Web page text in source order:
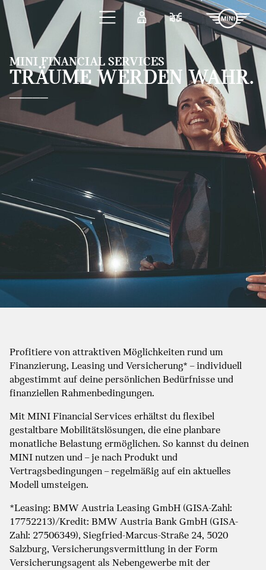
Zum Hauptinhalt springen
Anmelden
MINI FINANCIAL SERVICES
TRÄUME WERDEN WAHR.
Profitiere von attraktiven Möglichkeiten rund um
Finanzierung, Leasing und Versicherung* – individuell
abgestimmt auf deine persönlichen Bedürfnisse und
finanziellen Rahmenbedingungen.
Mit MINI Financial Services erhältst du flexibel
gestaltbare Mobilitätslösungen, die eine planbare
monatliche Belastung ermöglichen. So kannst du deinen
MINI nutzen und – je nach Produkt und
Vertragsbedingungen – regelmäßig auf ein aktuelles
Modell umsteigen.
*Leasing: BMW Austria Leasing GmbH (GISA-Zahl:
17752213)/Kredit: BMW Austria Bank GmbH (GISA-
Zahl: 27506349), Siegfried-Marcus-Straße 24, 5020
Salzburg, Versicherungsvermittlung in der Form
Versicherungsagent als Nebengewerbe mit der